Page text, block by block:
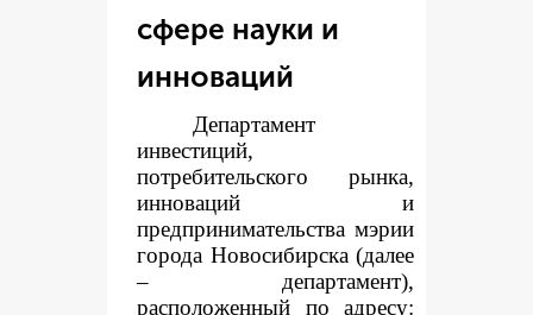
сфере науки и
инноваций
Департамент
инвестиций,
потребительского рынка,
инноваций и
предпринимательства мэрии
города Новосибирска (далее
– департамент),
расположенный по адресу: